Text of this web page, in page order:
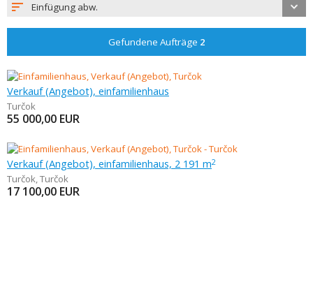
Einfügung abw.
Gefundene Aufträge 2
Verkauf (Angebot), einfamilienhaus
Turčok
55 000,00 EUR
Verkauf (Angebot), einfamilienhaus, 2 191 m2
Turčok,Turčok
17 100,00 EUR